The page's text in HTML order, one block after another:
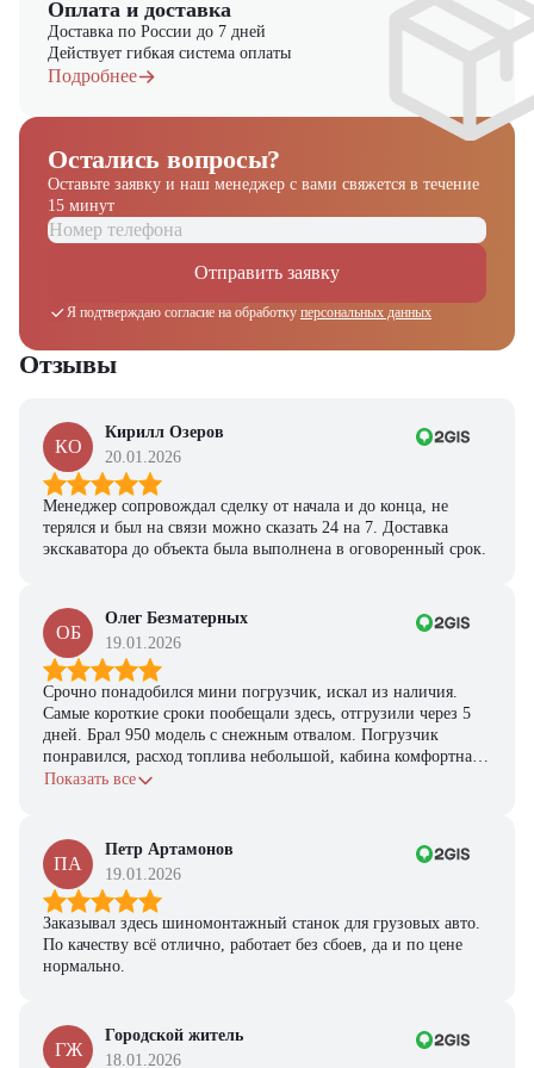
складская логистика, производственные предприятия,
розничные и распределительные центры, где необходима
высокая маневренность и производительность
Компания "ЦТО" – официальный дилер техники Heli,
предлагающий новые модели складского оборудования с гарантией.
У нас вы найдете: широкий выбор спецтехники, вилочных
погрузчиков, малой складской техники, навесного оборудования,
запчасти для долгосрочной эксплуатации, профессиональные
консультации по выбору техники.
Оплата и доставка
Доставка по России до 7 дней
Действует гибкая система оплаты
Подробнее
Остались вопросы?
Оставьте заявку и наш менеджер с вами свяжется в течение
15 минут
Отправить заявку
Я подтверждаю согласие на обработку персональных данных
Отзывы
КО
Кирилл Озеров
20.01.2026
Менеджер сопровождал сделку от начала и до конца, не
терялся и был на связи можно сказать 24 на 7. Доставка
экскаватора до объекта была выполнена в оговоренный срок.
ОБ
Олег Безматерных
19.01.2026
Срочно понадобился мини погрузчик, искал из наличия.
Самые короткие сроки пообещали здесь, отгрузили через 5
дней. Брал 950 модель с снежным отвалом. Погрузчик
понравился, расход топлива небольшой, кабина комфортная,
с задачами справляется.
Показать все
ПА
Петр Артамонов
19.01.2026
Заказывал здесь шиномонтажный станок для грузовых авто.
По качеству всё отлично, работает без сбоев, да и по цене
нормально.
ГЖ
Городской житель
18.01.2026
Получите выгодное
предложение на спецтехнику
Ответьте на несколько вопросов — мы предоставим
персональную подборку моделей и лучшие условия
Получить предложение